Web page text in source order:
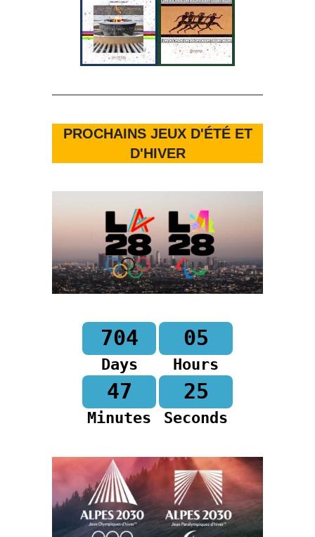
PROCHAINS JEUX D'ÉTÉ ET
D'HIVER
704
Days
05
Hours
47
Minutes
24
Seconds